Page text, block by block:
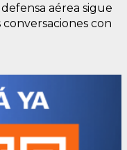
aérea sigue
con